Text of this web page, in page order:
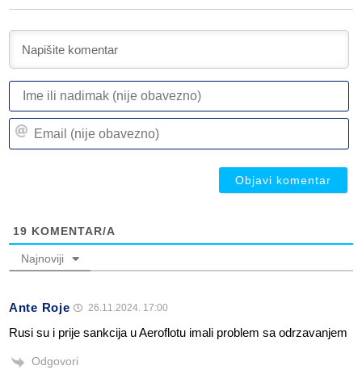
19 KOMENTAR/A
Najnoviji
Ante Roje 26.11.2024. 17:00
Rusi su i prije sankcija u Aeroflotu imali problem sa odrzavanjem
Odgovori